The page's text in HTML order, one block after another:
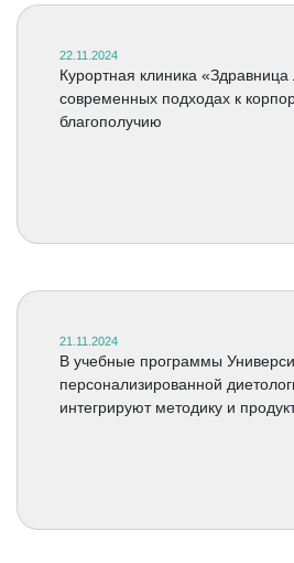
22.11.2024
Курортная клиника
современных подходах к
благополучию
21.11.2024
В учебные программы
персонализированной
интегрируют методику и